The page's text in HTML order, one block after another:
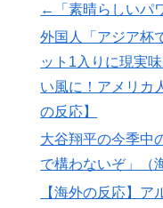
←「素晴らしいパ
外国人「アジア杯
ット1入りに現実
い風に！アメリカ
の反応】
大谷翔平の今季中
で構わないぞ」（
【海外の反応】ア